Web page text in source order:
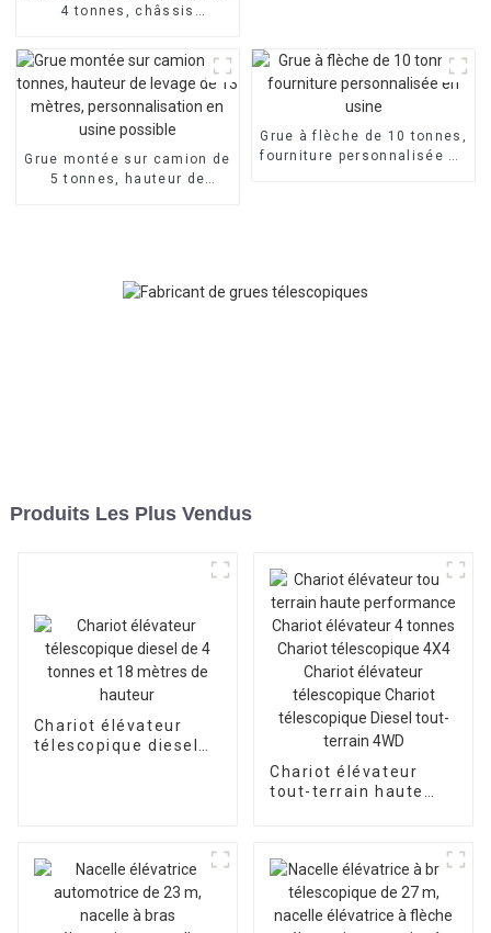
4 tonnes, châssis
fonctionnement flexible,
caisse de chargement
personnalisée
Grue montée sur camion de
5 tonnes, hauteur de
Grue à flèche de 10 tonnes,
fourniture personnalisée en
Produits Les Plus Vendus
Chariot élévateur
télescopique diesel
Chariot élévateur
tout-terrain haute
4X4 Chariot élévateur
télescopique Chariot
télescopique Diesel
tout-terrain 4WD